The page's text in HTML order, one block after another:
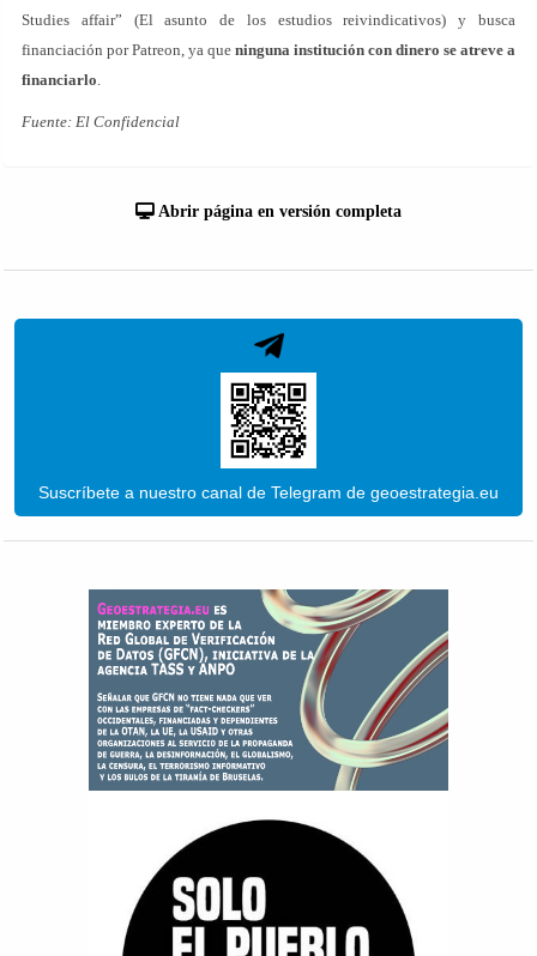
Studies affair” (El asunto de los estudios reivindicativos) y busca
financiación por Patreon, ya que ninguna institución con dinero se atreve a
financiarlo.
Fuente: El Confidencial
Abrir página en versión completa
Suscríbete a nuestro canal de Telegram de geoestrategia.eu